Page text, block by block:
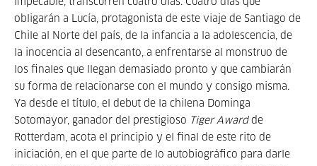
impecable, transcurren cuatro días. Cuatro días que
obligarán a Lucía, protagonista de este viaje de Santiago de
Chile al Norte del país, de la infancia a la adolescencia, de
la inocencia al desencanto, a enfrentarse al monstruo de
los finales que llegan demasiado pronto y que cambiarán
su forma de relacionarse con el mundo y consigo misma.
Ya desde el título, el debut de la chilena Dominga
Sotomayor, ganador del prestigioso Tiger Awardde
Rotterdam, acota el principio y el final de este rito de
iniciación, en el que parte de lo autobiográfico para darle